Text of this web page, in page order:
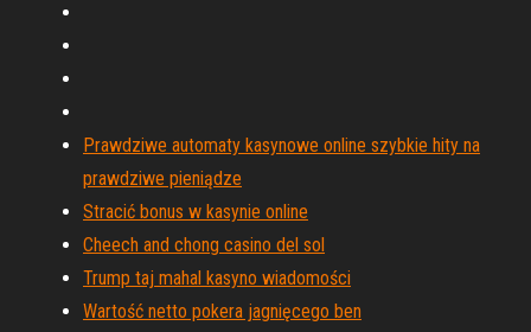
Prawdziwe automaty kasynowe online szybkie hity na
prawdziwe pieniądze
Stracić bonus w kasynie online
Cheech and chong casino del sol
Trump taj mahal kasyno wiadomości
Wartość netto pokera jagnięcego ben